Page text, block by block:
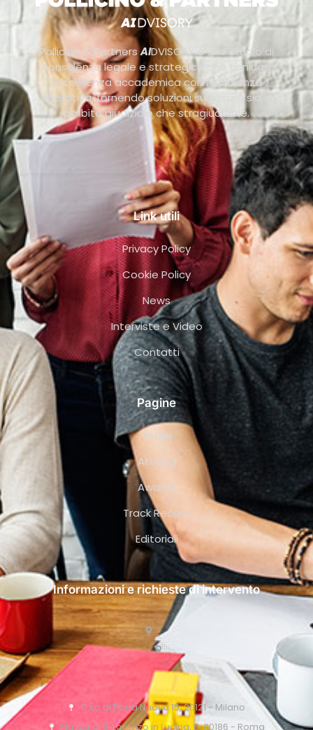
Pollicino & PartnersAIDVISORY è uno studio di
consulenza legale e strategica che coniuga
l’eccellenza accademica con l’efficienza
operativa, fornendo soluzioni su misura sia in
ambito giudiziale che stragiudiziale.
Link utili
Privacy Policy
Cookie Policy
News
Interviste e Video
Contatti
Pagine
Team
Attività
Awards
Track Record
Editoriali
Informazioni e richieste di intervento
C.so di Porta Nuova 15, 20121 - Milano
Piazza di S. Lorenzo in Lucina, 6, 00186 - Roma